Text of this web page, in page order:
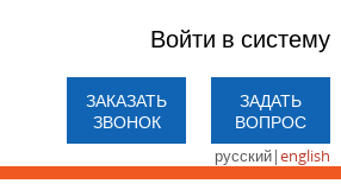
Войти в систему
ЗАКАЗАТЬ
ЗВОНОК
ЗАДАТЬ
ВОПРОС
русский|english